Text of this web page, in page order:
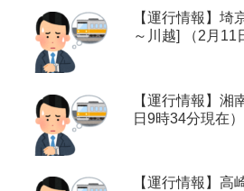
【運行情報】埼
～川越] （2月11
【運行情報】湘
日9時34分現在）
【運行情報】高